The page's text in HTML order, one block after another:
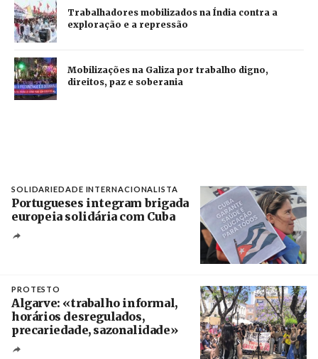
Trabalhadores mobilizados na Índia contra a
exploração e a repressão
Mobilizações na Galiza por trabalho digno,
direitos, paz e soberania
SOLIDARIEDADE INTERNACIONALISTA
Portugueses integram brigada
europeia solidária com Cuba
PROTESTO
Algarve: «trabalho informal,
horários desregulados,
precariedade, sazonalidade»